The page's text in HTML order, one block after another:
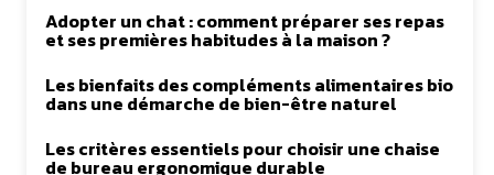
Adopter un chat : comment préparer ses repas
et ses premières habitudes à la maison ?
Les bienfaits des compléments alimentaires bio
dans une démarche de bien-être naturel
Les critères essentiels pour choisir une chaise
de bureau ergonomique durable